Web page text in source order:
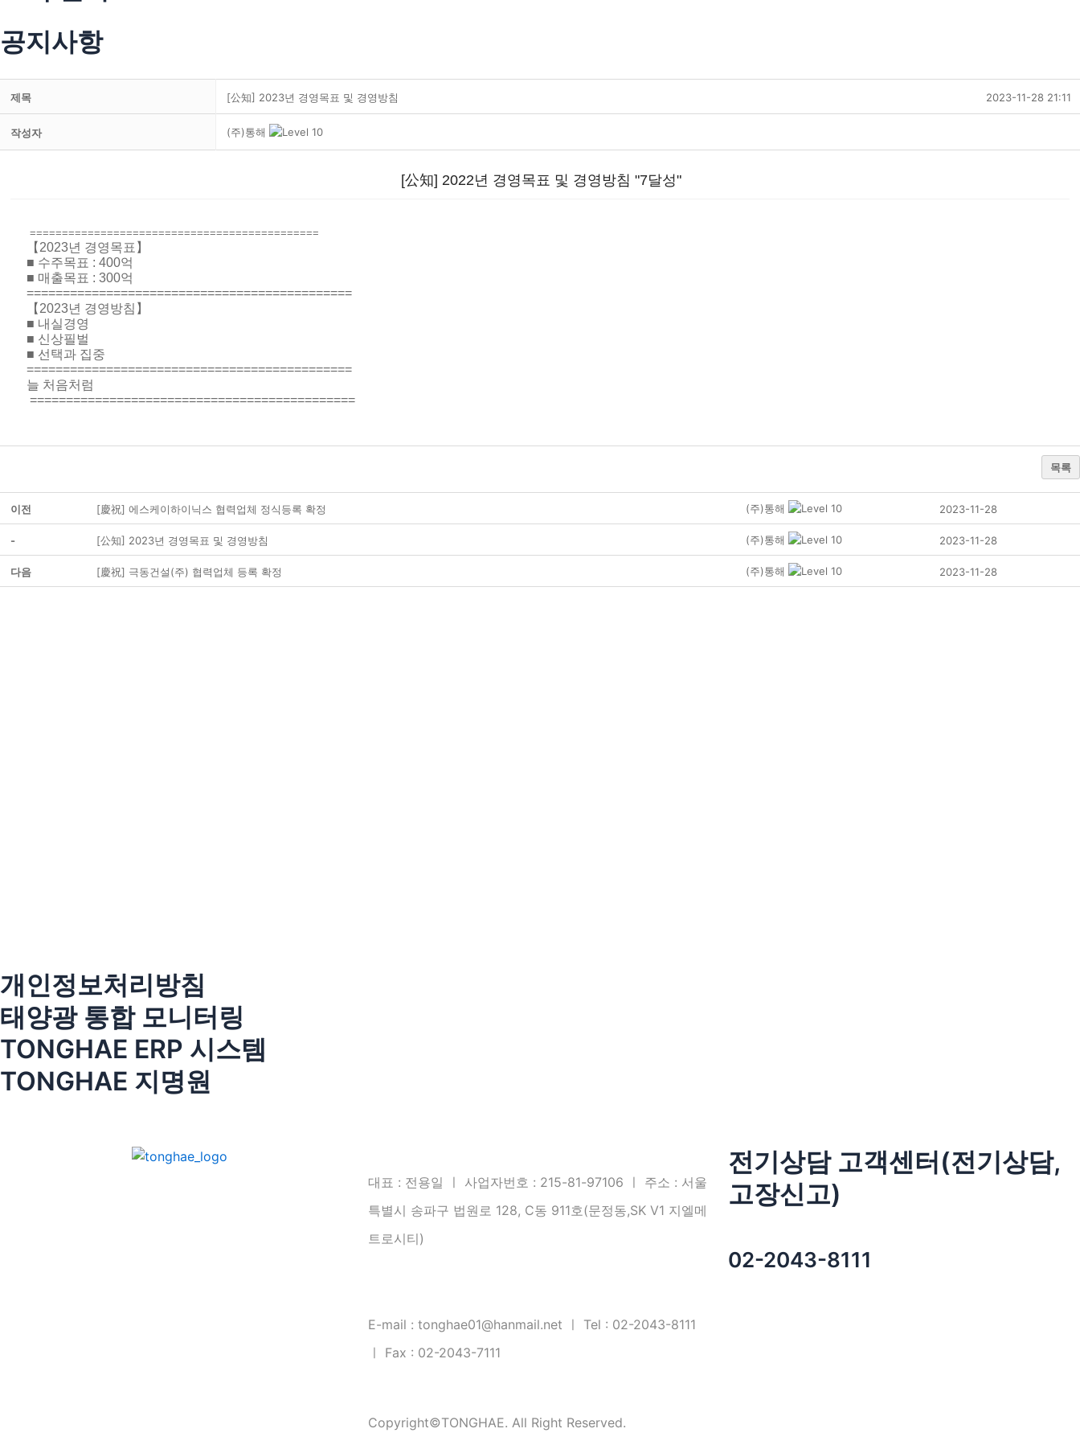
공지사항
제목 [公知] 2023년 경영목표 및 경영방침 2023-11-28 21:11
작성자 (주)통해
[公知] 2022년 경영목표 및 경영방침 "7달성"
=============================================
【2023년 경영목표】
■ 수주목표 : 400억
■ 매출목표 : 300억
=============================================
【2023년 경영방침】
■ 내실경영
■ 신상필벌
■ 선택과 집중
=============================================
늘 처음처럼
=============================================
목록
이전 [慶祝] 에스케이하이닉스 협력업체 정식등록 확정 (주)통해 2023-11-28
- [公知] 2023년 경영목표 및 경영방침 (주)통해 2023-11-28
다음 [慶祝] 극동건설(주) 협력업체 등록 확정 (주)통해 2023-11-28
개인정보처리방침
태양광 통합 모니터링
TONGHAE ERP 시스템
TONGHAE 지명원
대표 : 전용일 ㅣ 사업자번호 : 215-81-97106 ㅣ 주소 : 서울
특별시 송파구 법원로 128, C동 911호(문정동,SK V1 지엘메
트로시티)
E-mail : tonghae01@hanmail.net ㅣ Tel : 02-2043-8111
ㅣ Fax : 02-2043-7111
Copyright©TONGHAE. All Right Reserved.
전기상담 고객센터(전기상담,
고장신고)
02-2043-8111